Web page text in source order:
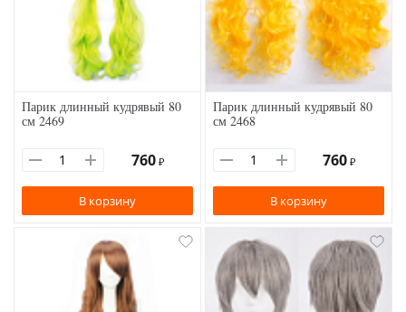
Парик длинный кудрявый 80
см 2469
760 ₽
В корзину
Парик длинный кудрявый 80
см 2468
760 ₽
В корзину